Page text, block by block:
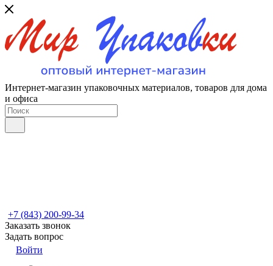
Интернет-магазин упаковочных материалов, товаров для дома
и офиса
+7 (843) 200-99-34
Заказать звонок
Задать вопрос
Войти